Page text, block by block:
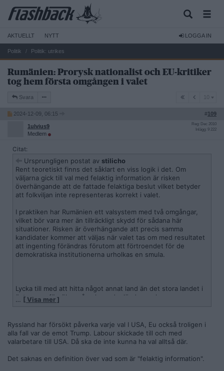
AKTUELLT NYTT LOGGA IN
Politik Politik: utrikes
Rumänien: Prorysk nationalist och EU-kritiker
tog hem första omgången i valet
Svara
2024-12-09, 06:15 #109
1ulvius9
Medlem
Reg: Dec 2010
Inlägg: 9 222
Citat:
Ursprungligen postat av stilicho
Rent teoretiskt finns det såklart en viss logik i det. Om
väljarna gick till val med felaktig information är risken
överhängande att de fattade felaktiga beslut vilket betyder
att folkviljan inte representeras korrekt i valet.
I praktiken har Rumänien ett valsystem med två omgångar,
vilket bör vara mer än tillräckligt skydd för sådana här
situationer. Risken är överhängande att precis samma
kandidater kommer att väljas när valet tas om med resultatet
att ingenting förändras förutom att förtroendet för de
demokratiska institutionerna urholkas en smula.
Lycka till med att hitta något annat land än det stora landet i
öster som försöker påverka andra länders valprocess genom
välfinansierade, välorganiserade och framförallt anonyma
… [ Visa mer ]
Ryssland har försökt påverka varje val I USA, Eu också troligen i
alla fall var de emot Trump. Labour skickade till och med
valarbetare till USA. Då ska de inte kunna ha val alltså där.
Det saknas en definition över vad som är "felaktig information".